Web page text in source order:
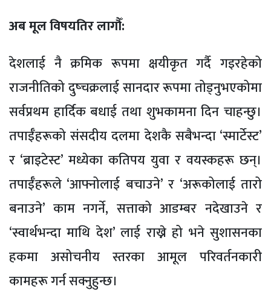
अब मूल विषयतिर लागौँ:
देशलाई नै क्रमिक रूपमा क्षयीकृत गर्दै गइरहेको
राजनीतिको दुष्चक्रलाई सानदार रूपमा तोड्नुभएकोमा
सर्वप्रथम हार्दिक बधाई तथा शुभकामना दिन चाहन्छु।
तपाईँहरूको संसदीय दलमा देशकै सबैभन्दा ‘स्मार्टेस्ट’
र ‘ब्राइटेस्ट’ मध्येका कतिपय युवा र वयस्कहरू छन्।
तपाईँहरूले ‘आफ्नोलाई बचाउने’ र ‘अरूकोलाई तारो
बनाउने’ काम नगर्ने, सत्ताको आडम्बर नदेखाउने र
‘स्वार्थभन्दा माथि देश’ लाई राख्ने हो भने सुशासनका
हकमा असोचनीय स्तरका आमूल परिवर्तनकारी
कामहरू गर्न सक्नुहुन्छ।